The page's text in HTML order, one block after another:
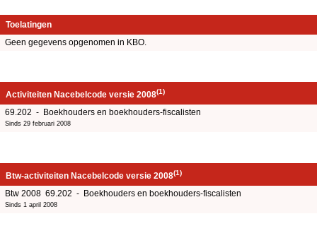
Toelatingen
Geen gegevens opgenomen in KBO.
Activiteiten Nacebelcode versie 2008(1)
69.202 - Boekhouders en boekhouders-fiscalisten
Sinds 29 februari 2008
Btw-activiteiten Nacebelcode versie 2008(1)
Btw 2008 69.202 - Boekhouders en boekhouders-fiscalisten
Sinds 1 april 2008